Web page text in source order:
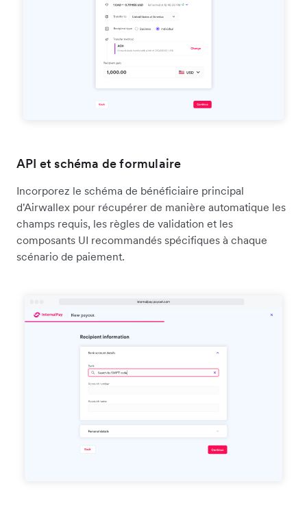
API et schéma de formulaire
Incorporez le schéma de bénéficiaire principal
d'Airwallex pour récupérer de manière automatique les
champs requis, les règles de validation et les
composants UI recommandés spécifiques à chaque
scénario de paiement.